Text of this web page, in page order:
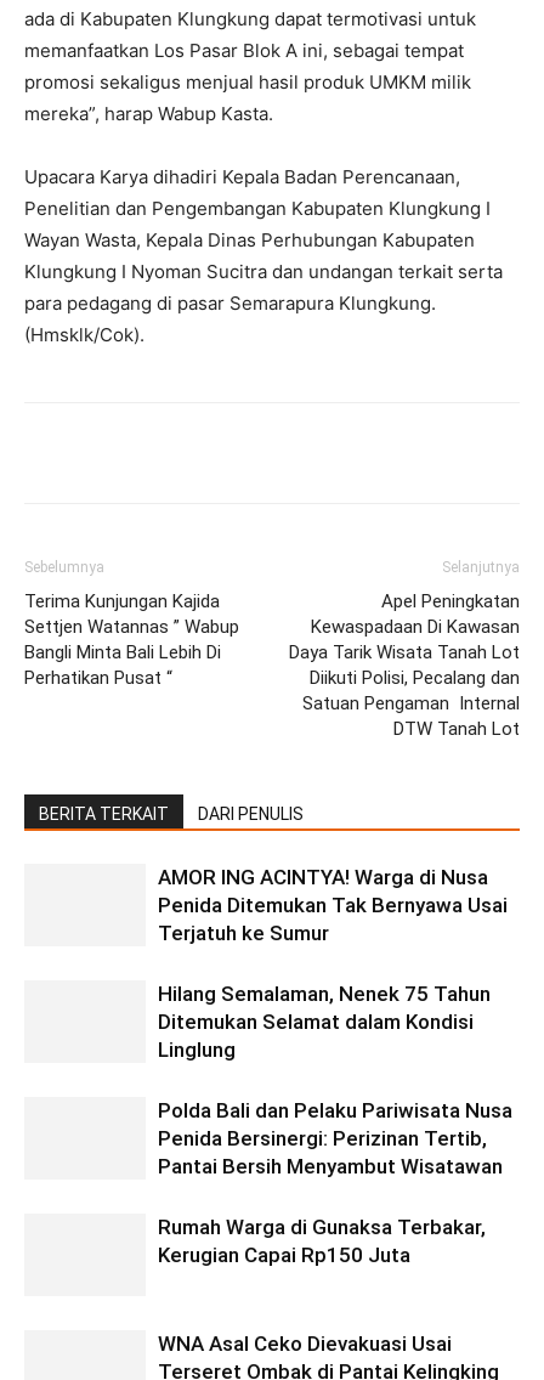
ada di Kabupaten Klungkung dapat termotivasi untuk
memanfaatkan Los Pasar Blok A ini, sebagai tempat
promosi sekaligus menjual hasil produk UMKM milik
mereka”, harap Wabup Kasta.
Upacara Karya dihadiri Kepala Badan Perencanaan,
Penelitian dan Pengembangan Kabupaten Klungkung I
Wayan Wasta, Kepala Dinas Perhubungan Kabupaten
Klungkung I Nyoman Sucitra dan undangan terkait serta
para pedagang di pasar Semarapura Klungkung.
(Hmsklk/Cok).
Sebelumnya
Terima Kunjungan Kajida
Settjen Watannas ” Wabup
Bangli Minta Bali Lebih Di
Perhatikan Pusat “
Selanjutnya
Apel Peningkatan
Kewaspadaan Di Kawasan
Daya Tarik Wisata Tanah Lot
Diikuti Polisi, Pecalang dan
Satuan Pengaman Internal
DTW Tanah Lot
BERITA TERKAIT DARI PENULIS
AMOR ING ACINTYA! Warga di Nusa
Penida Ditemukan Tak Bernyawa Usai
Terjatuh ke Sumur
Hilang Semalaman, Nenek 75 Tahun
Ditemukan Selamat dalam Kondisi
Linglung
Polda Bali dan Pelaku Pariwisata Nusa
Penida Bersinergi: Perizinan Tertib,
Pantai Bersih Menyambut Wisatawan
Rumah Warga di Gunaksa Terbakar,
Kerugian Capai Rp150 Juta
WNA Asal Ceko Dievakuasi Usai
Terseret Ombak di Pantai Kelingking